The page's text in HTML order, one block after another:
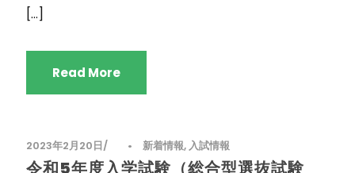
[…]
Read More
2023年2月20日 • 新着情報,入試情報
令和5年度入学試験（総合型選抜試験